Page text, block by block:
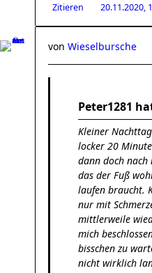
Zitieren 20.11.2020,
von Wieselbursche
Peter1281
Kleiner
locker 20
dann doch nach
das der Fuß
laufen braucht.
nur mit
mittlerweile
mich
bisschen zu
nicht wirklich